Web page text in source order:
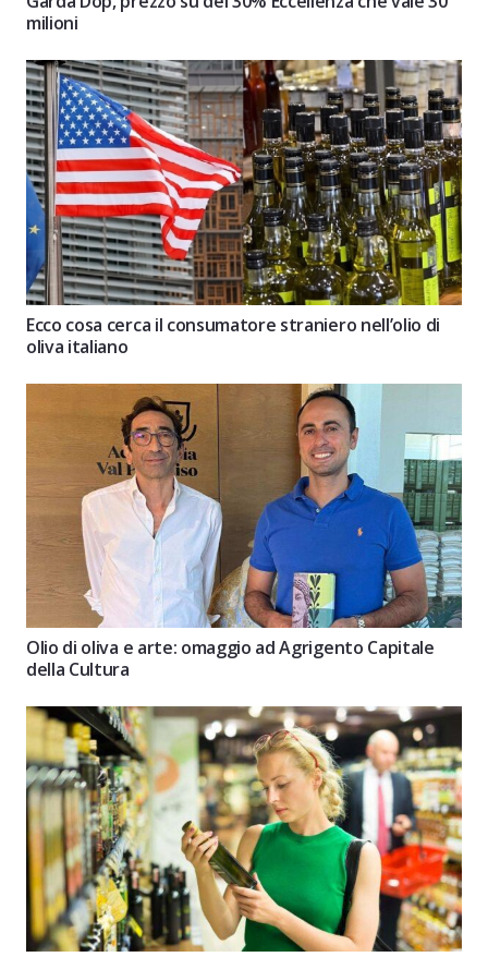
milioni
Ecco cosa cerca il consumatore straniero nell’olio di
oliva italiano
Olio di oliva e arte: omaggio ad Agrigento Capitale
della Cultura